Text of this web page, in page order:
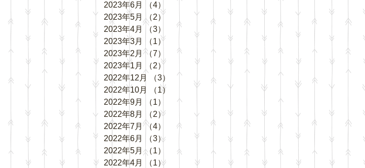
2023年6月
（4）
2023年5月 （2）
2件の記事
2023年4月
（3）
3件の記事
2023年3月
（1）
2023年2月 （7）
7件の記事
2023年1月
（2） 2件の記事
2022年12月
（3）
3件の記事
2022年10月
（1）
1件の記事
2022年9月
（1）
1件の記事
2022年8月
（2） 2件の記事
2022年7月 （4）
4件の記事
2022年6月
（3） 3件の記事
2022年5月 （1）
1件の記事
2022年4月
（1）1件の記事